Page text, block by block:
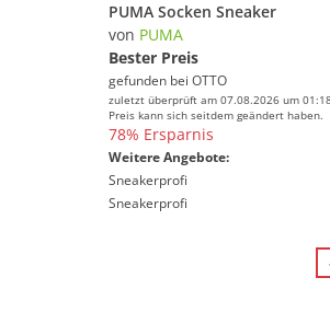
PUMA Socken Sneaker
von PUMA
Bester Preis
gefunden bei OTTO
zuletzt überprüft am 07.08.2026 um
Preis kann sich seitdem geändert haben.
78% Ersparnis
Weitere Angebote:
Sneakerprofi
Sneakerprofi